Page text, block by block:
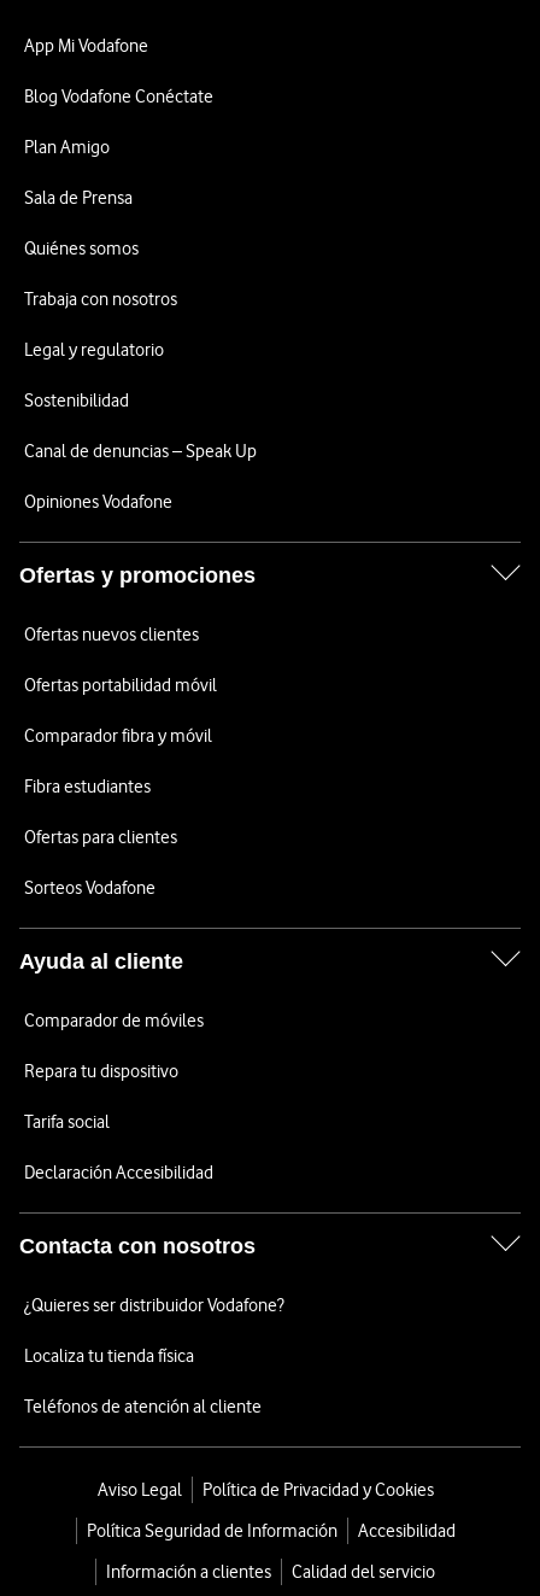
App Mi Vodafone
Blog Vodafone Conéctate
Plan Amigo
Sala de Prensa
Quiénes somos
Trabaja con nosotros
Legal y regulatorio
Sostenibilidad
Canal de denuncias – Speak Up
Opiniones Vodafone
Ofertas y promociones
Ofertas nuevos clientes
Ofertas portabilidad móvil
Comparador fibra y móvil
Fibra estudiantes
Ofertas para clientes
Sorteos Vodafone
Ayuda al cliente
Comparador de móviles
Repara tu dispositivo
Tarifa social
Declaración Accesibilidad
Contacta con nosotros
¿Quieres ser distribuidor Vodafone?
Localiza tu tienda física
Teléfonos de atención al cliente
Aviso Legal
Política de Privacidad y Cookies
Política Seguridad de Información
Accesibilidad
Información a clientes
Calidad del servicio